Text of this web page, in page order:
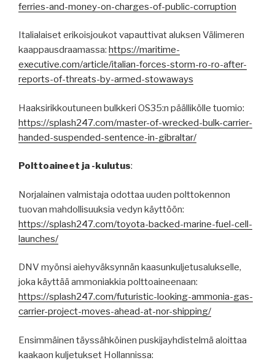
ferries-and-money-on-charges-of-public-corruption
Italialaiset erikoisjoukot vapauttivat aluksen Välimeren
kaappausdraamassa: https://maritime-
executive.com/article/italian-forces-storm-ro-ro-after-
reports-of-threats-by-armed-stowaways
Haaksirikkoutuneen bulkkeri OS35:n päällikölle tuomio:
https://splash247.com/master-of-wrecked-bulk-carrier-
handed-suspended-sentence-in-gibraltar/
Polttoaineet ja -kulutus:
Norjalainen valmistaja odottaa uuden polttokennon
tuovan mahdollisuuksia vedyn käyttöön:
https://splash247.com/toyota-backed-marine-fuel-cell-
launches/
DNV myönsi aiehyväksynnän kaasunkuljetusalukselle,
joka käyttää ammoniakkia polttoaineenaan:
https://splash247.com/futuristic-looking-ammonia-gas-
carrier-project-moves-ahead-at-nor-shipping/
Ensimmäinen täyssähköinen puskijayhdistelmä aloittaa
kaakaon kuljetukset Hollannissa: